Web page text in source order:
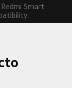
Smart